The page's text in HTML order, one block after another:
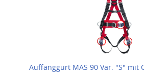
Auffanggurt MAS 90 Var. "S" mit